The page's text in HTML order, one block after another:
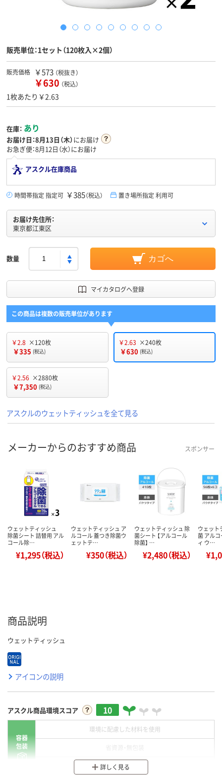
販売単位：1セット（120枚入×2個）
販売価格 ￥573 （税抜き）
￥630 （税込）
1枚あたり￥2.63
在庫： あり
お届け日：8月13日（木）にお届け
お急ぎ便：8月12日（水）にお届け
アスクル在庫商品
時間帯指定 指定可 ￥385（税込） 置き場所指定 利用可
お届け先住所：
東京都江東区
数量 カゴへ
マイカタログへ登録
この商品は複数の販売単位があります
￥2.8 ×120枚
￥335 (税込)
￥2.63 ×240枚
￥630 (税込)
￥2.56 ×2880枚
￥7,350 (税込)
アスクルのウェットティッシュを全て見る
メーカーからのおすすめ商品 スポンサー
ウェットティッシュ
除菌シート 詰替用 アル
コール除…
¥1,295（税込）
ウェットティッシュ ア
ルコール 蓋つき除菌ウ
ェットテ…
¥350（税込）
ウェットティッシュ 除
菌シート 【アルコール
除菌】 …
¥2,480（税込）
ウェット
菌 アル
ィ ウ…
商品説明
ウェットティッシュ
アイコンの説明
アスクル商品環境スコア 10
容器
包装
環境に配慮した材料を使用
分別・リサイクルしやすい設計
詳しく見る